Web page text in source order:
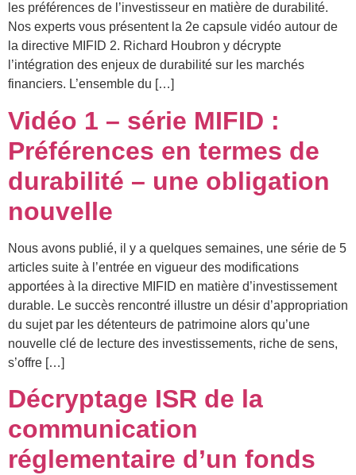
les préférences de l’investisseur en matière de durabilité.
Nos experts vous présentent la 2e capsule vidéo autour de
la directive MIFID 2. Richard Houbron y décrypte
l’intégration des enjeux de durabilité sur les marchés
financiers. L’ensemble du […]
Vidéo 1 – série MIFID :
Préférences en termes de
durabilité – une obligation
nouvelle
Nous avons publié, il y a quelques semaines, une série de 5
articles suite à l’entrée en vigueur des modifications
apportées à la directive MIFID en matière d’investissement
durable. Le succès rencontré illustre un désir d’appropriation
du sujet par les détenteurs de patrimoine alors qu’une
nouvelle clé de lecture des investissements, riche de sens,
s’offre […]
Décryptage ISR de la
communication
réglementaire d’un fonds